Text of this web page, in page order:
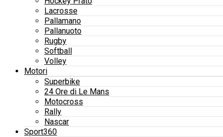
Lacrosse
Pallamano
Pallanuoto
Rugby
Softball
Volley
Motori
Superbike
24 Ore di Le Mans
Motocross
Rally
Nascar
Sport360